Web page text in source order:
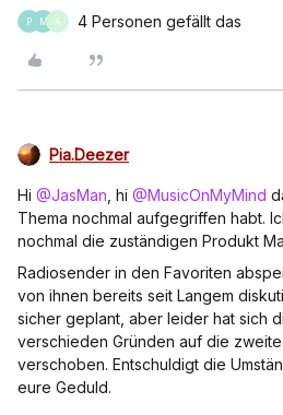
P M A 4 Personen gefällt das
Pia.Deezer
Hi @JasMan , hi @MusicOnMyMind
Thema nochmal aufgegriffen habt.
nochmal die zuständigen Produkt
Radiosender in den Favoriten
von ihnen bereits seit Langem
sicher geplant, aber leider hat sich
verschieden Gründen auf die
verschoben. Entschuldigt die
eure Geduld.